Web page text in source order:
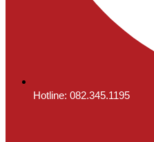
Hotline: 082.345.1195